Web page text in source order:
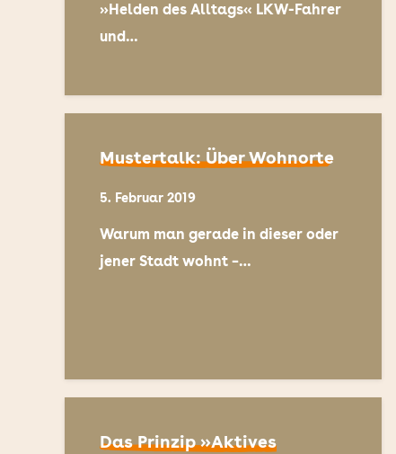
»Helden des Alltags« LKW-Fahrer
und…
Mustertalk: Über Wohnorte
5. Februar 2019
Warum man gerade in dieser oder
jener Stadt wohnt –…
Das Prinzip »Aktives